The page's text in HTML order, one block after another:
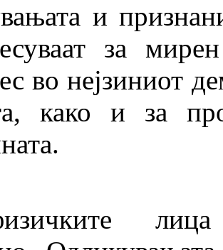
и
за
во нејзиниот
како и за